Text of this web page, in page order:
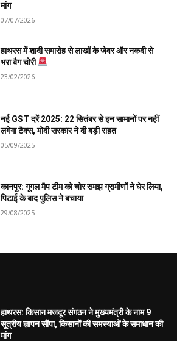
मांग
07/07/2026
हाथरस में शादी समारोह से लाखों के जेवर और नकदी से
भरा बैग चोरी
23/02/2026
नई GST दरें 2025: 22 सितंबर से इन सामानों पर नहीं
लगेगा टैक्स, मोदी सरकार ने दी बड़ी राहत
05/09/2025
कानपुर: गूगल मैप टीम को चोर समझ ग्रामीणों ने घेर लिया,
पिटाई के बाद पुलिस ने बचाया
29/08/2025
हाथरस: किसान मजदूर संगठन ने मुख्यमंत्री के नाम 9
सूत्रीय ज्ञापन सौंपा, किसानों की समस्याओं के समाधान की
मांग